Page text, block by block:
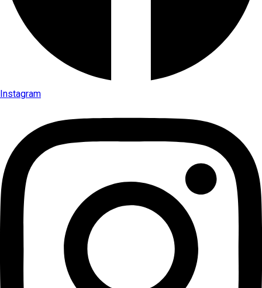
Instagram